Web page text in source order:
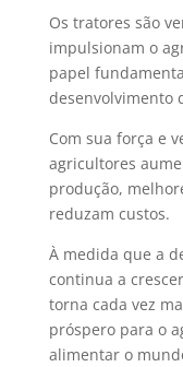
Os tratores são
impulsionam o
papel
desenvolvimento
Com sua força e
agricultores
produção,
reduzam custos.
À medida que a
continua a
torna cada vez
próspero para o
alimentar o